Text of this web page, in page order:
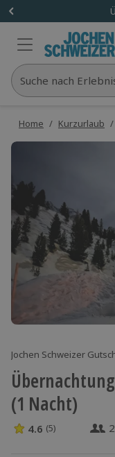
Suche nach
Home / Kurzurlaub /
Jochen Schweizer
(1 Nacht)
4.6 Sterne von 5 aus
4.6 (5)